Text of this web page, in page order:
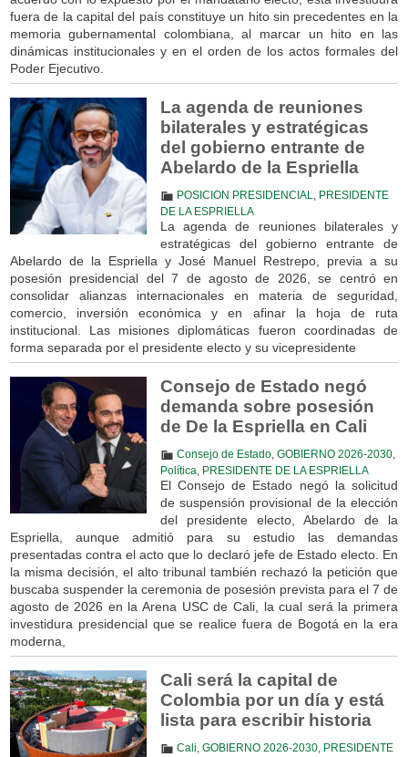
fuera de la capital del país constituye un hito sin precedentes en la
memoria gubernamental colombiana, al marcar un hito en las
dinámicas institucionales y en el orden de los actos formales del
Poder Ejecutivo.
La agenda de reuniones
bilaterales y estratégicas
del gobierno entrante de
Abelardo de la Espriella
POSICION PRESIDENCIAL
PRESIDENTE
DE LA ESPRIELLA
La agenda de reuniones bilaterales y
estratégicas del gobierno entrante de
Abelardo de la Espriella y José Manuel Restrepo, previa a su
posesión presidencial del 7 de agosto de 2026, se centró en
consolidar alianzas internacionales en materia de seguridad,
comercio, inversión económica y en afinar la hoja de ruta
institucional. Las misiones diplomáticas fueron coordinadas de
forma separada por el presidente electo y su vicepresidente
Consejo de Estado negó
demanda sobre posesión
de De la Espriella en Cali
Consejo de Estado, GOBIERNO 2026-2030,
Política
PRESIDENTE DE LA ESPRIELLA
El Consejo de Estado negó la solicitud
de suspensión provisional de la elección
del presidente electo, Abelardo de la
Espriella, aunque admitió para su estudio las demandas
presentadas contra el acto que lo declaró jefe de Estado electo. En
la misma decisión, el alto tribunal también rechazó la petición que
buscaba suspender la ceremonia de posesión prevista para el 7 de
agosto de 2026 en la Arena USC de Cali, la cual será la primera
investidura presidencial que se realice fuera de Bogotá en la era
moderna,
Cali será la capital de
Colombia por un día y está
lista para escribir historia
Cali GOBIERNO 2026-2030,
PRESIDENTE